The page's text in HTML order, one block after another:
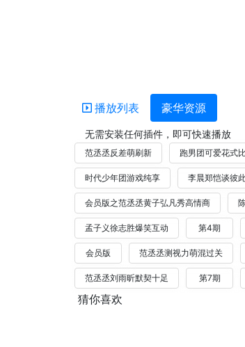
播放列表 豪华资源
无需安装任何插件，即可快速播放
范丞丞反差萌刷新 跑男团可爱花式
时代少年团游戏纯享 李晨郑恺谈彼
会员版之范丞丞黄子弘凡秀高情商
孟子义徐志胜爆笑互动 第4期
会员版 范丞丞测视力萌混过关
范丞丞刘雨昕默契十足 第7期
猜你喜欢